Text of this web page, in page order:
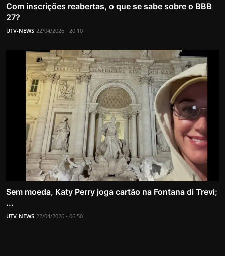
Com inscrições reabertas, o que se sabe sobre o BBB
27?
UTV-NEWS 22/04/2026 - 20:10
Sem moeda, Katy Perry joga cartão na Fontana di Trevi;
...
UTV-NEWS 22/04/2026 - 06:50